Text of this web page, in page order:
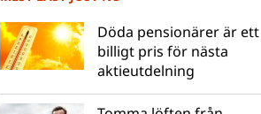
Döda pensionärer är ett
billigt pris för nästa
aktieutdelning